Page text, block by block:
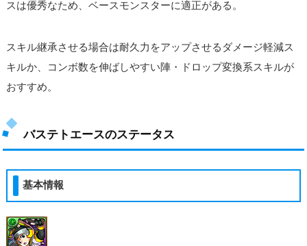
スは優秀なため、ベースモンスターに適正がある。
スキル継承させる場合は耐久力をアップさせるダメージ軽減ス
キルか、コンボ数を伸ばしやすい陣・ドロップ変換系スキルが
おすすめ。
バステトエースのステータス
基本情報